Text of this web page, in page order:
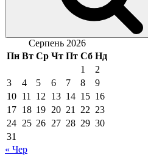
Серпень 2026
Пн Вт Ср Чт Пт Сб Нд
1
2
3
4 5 6 7 8
9
10 11 12 13 14 15 16
17 18 19 20 21 22 23
24 25 26 27 28 29 30
31
« Чер